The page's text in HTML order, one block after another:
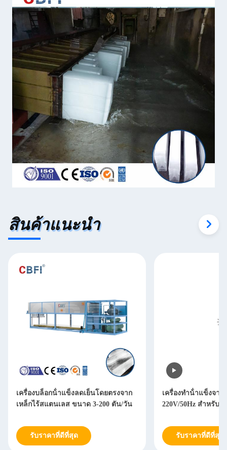
สินค้าแนะนำ
เครื่องบล็อกน้ําแข็งลดเย็นโดยตรงจาก
เหล็กไร้สแตนเลส ขนาด 3-200 ตัน/วัน
รับราคาที่ดีที่สุด
เครื่องทําน้ําแข็งจาก
220V/50Hz สําหรับ
รับราคาที่ดีที่สุด